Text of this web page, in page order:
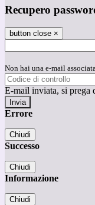
Recupero
button close ×
Non hai una e-mail
E-mail inviata, si prega
Errore
Chiudi
Successo
Chiudi
Informazione
Chiudi